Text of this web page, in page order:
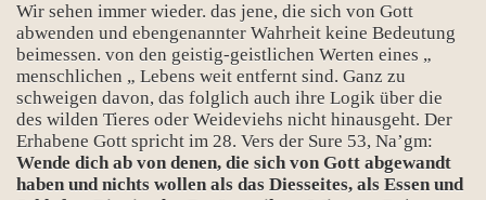
Wir sehen immer wieder. das jene, die sich von Gott
abwenden und ebengenannter Wahrheit keine Bedeutung
beimessen. von den geistig-geistlichen Werten eines „
menschlichen „ Lebens weit entfernt sind. Ganz zu
schweigen davon, das folglich auch ihre Logik über die
des wilden Tieres oder Weideviehs nicht hinausgeht. Der
Erhabene Gott spricht im 28. Vers der Sure 53, Na’gm:
Wende dich ab von denen, die sich von Gott abgewandt
haben und nichts wollen als das Diesseites, als Essen und